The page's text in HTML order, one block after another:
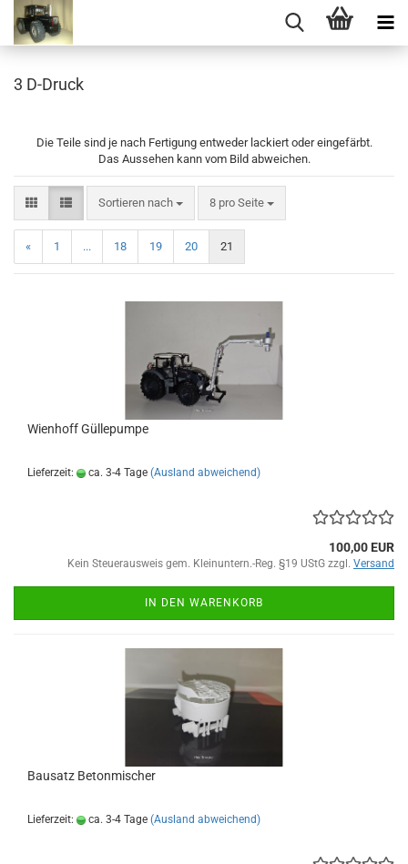
3 D-Druck
Die Teile sind je nach Fertigung entweder lackiert oder eingefärbt.
Das Aussehen kann vom Bild abweichen.
Sortieren nach
Sortieren nach 8 pro Seite
pro Seite
« 1 ... 18 19 20 21
Wienhoff Güllepumpe
Lieferzeit: ca. 3-4 Tage (Ausland abweichend)
100,00 EUR
Kein Steuerausweis gem. Kleinuntern.-Reg. §19 UStG zzgl. Versand
IN DEN WARENKORB
Bausatz Betonmischer
Lieferzeit: ca. 3-4 Tage (Ausland abweichend)